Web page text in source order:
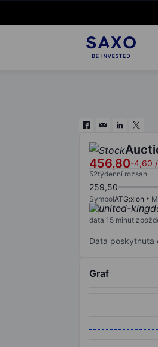
456,80-4,60 /
52týdenní rozsah
259,50
SymbolATG:xlon
data 15 minut
Data poskytnuta
Graf